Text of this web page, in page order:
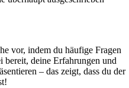
vor, indem du häufige Fragen
bereit, deine Erfahrungen und
– das zeigt, dass du der